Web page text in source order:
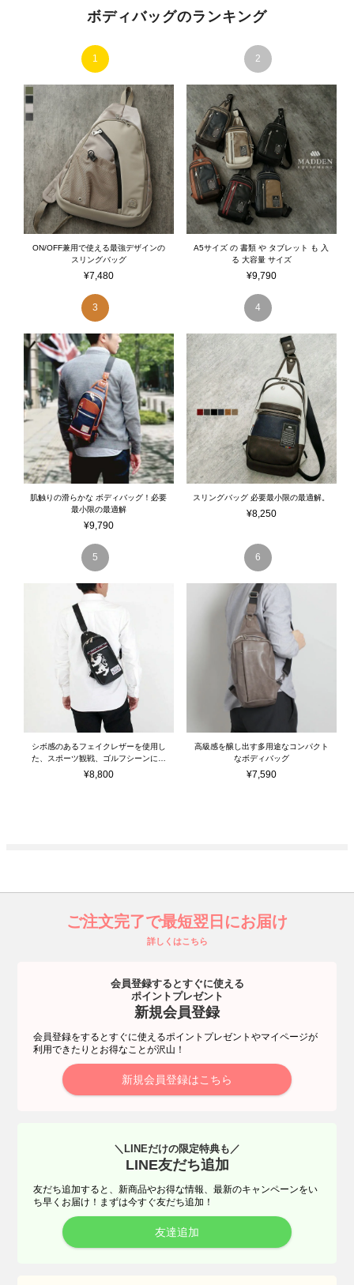
ボディバッグのランキング
ON/OFF兼用で使える最強デザインの
スリングバッグ
¥7,480
A5サイズ の 書類 や タブレット も 入
る 大容量 サイズ
¥9,790
肌触りの滑らかな ボディバッグ！必要
最小限の最適解
¥9,790
スリングバッグ 必要最小限の最適解。
¥8,250
シボ感のあるフェイクレザーを使用し
た、スポーツ観戦、ゴルフシーンにも
使えるボディバッグ
¥8,800
高級感を醸し出す多用途なコンパクト
なボディバッグ
¥7,590
ご注文完了で最短翌日にお届け
詳しくはこちら
会員登録するとすぐに使える
ポイントプレゼント
新規会員登録
会員登録をするとすぐに使えるポイントプレゼントやマイページが
利用できたりとお得なことが沢山！
新規会員登録はこちら
＼LINEだけの限定特典も／
LINE友だち追加
友だち追加すると、新商品やお得な情報、最新のキャンペーンをい
ち早くお届け！まずは今すぐ友だち追加！
友達追加